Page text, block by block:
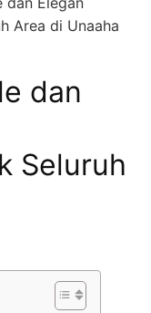
Area di Unaaha
dan
Seluruh